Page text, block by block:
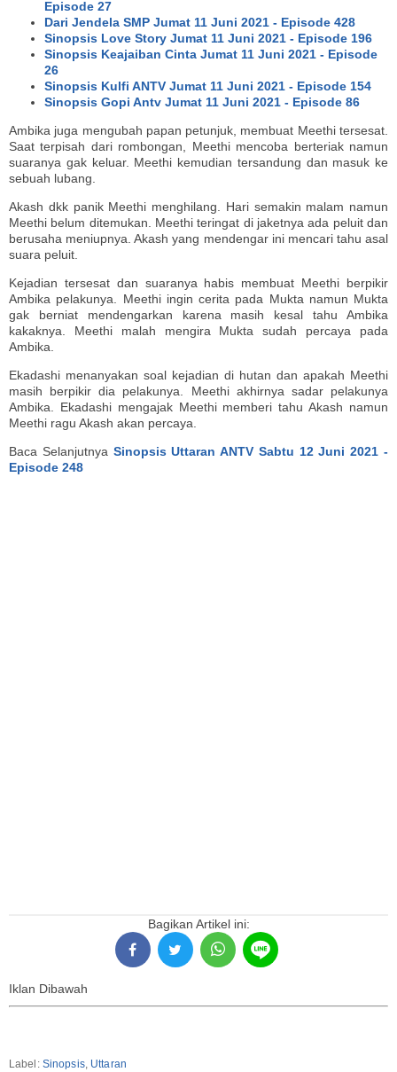
Episode 27
Dari Jendela SMP Jumat 11 Juni 2021 - Episode 428
Sinopsis Love Story Jumat 11 Juni 2021 - Episode 196
Sinopsis Keajaiban Cinta Jumat 11 Juni 2021 - Episode
26
Sinopsis Kulfi ANTV Jumat 11 Juni 2021 - Episode 154
Sinopsis Gopi Antv Jumat 11 Juni 2021 - Episode 86
Ambika juga mengubah papan petunjuk, membuat Meethi tersesat.
Saat terpisah dari rombongan, Meethi mencoba berteriak namun
suaranya gak keluar. Meethi kemudian tersandung dan masuk ke
sebuah lubang.
Akash dkk panik Meethi menghilang. Hari semakin malam namun
Meethi belum ditemukan. Meethi teringat di jaketnya ada peluit dan
berusaha meniupnya. Akash yang mendengar ini mencari tahu asal
suara peluit.
Kejadian tersesat dan suaranya habis membuat Meethi berpikir
Ambika pelakunya. Meethi ingin cerita pada Mukta namun Mukta
gak berniat mendengarkan karena masih kesal tahu Ambika
kakaknya. Meethi malah mengira Mukta sudah percaya pada
Ambika.
Ekadashi menanyakan soal kejadian di hutan dan apakah Meethi
masih berpikir dia pelakunya. Meethi akhirnya sadar pelakunya
Ambika. Ekadashi mengajak Meethi memberi tahu Akash namun
Meethi ragu Akash akan percaya.
Baca Selanjutnya Sinopsis Uttaran ANTV Sabtu 12 Juni 2021 -
Episode 248
Bagikan Artikel ini:
Iklan Dibawah
Label: Sinopsis, Uttaran